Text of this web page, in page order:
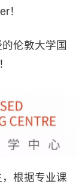
！
伦敦大学国
根据专业课